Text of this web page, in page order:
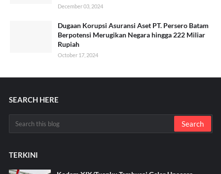
December 03, 2024
Dugaan Korupsi Asuransi Aset PT. Persero Batam
Berpotensi Merugikan Negara hingga 222 Miliar
Rupiah
October 17, 2024
SEARCH HERE
TERKINI